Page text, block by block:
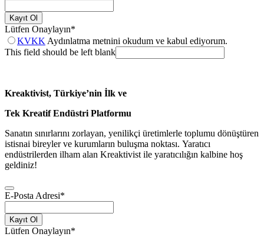
Kayıt Ol
Lütfen Onaylayın*
KVKK Aydınlatma metnini okudum ve kabul ediyorum.
This field should be left blank
Kreaktivist, Türkiye’nin İlk ve
Tek Kreatif Endüstri Platformu
Sanatın sınırlarını zorlayan, yenilikçi üretimlerle toplumu dönüştüren
istisnai bireyler ve kurumların buluşma noktası. Yaratıcı
endüstrilerden ilham alan Kreaktivist ile yaratıcılığın kalbine hoş
geldiniz!
E-Posta Adresi*
Kayıt Ol
Lütfen Onaylayın*